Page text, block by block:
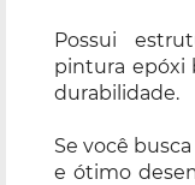
Possui
pintura epóxi
durabilidade.
Se você
e ótimo